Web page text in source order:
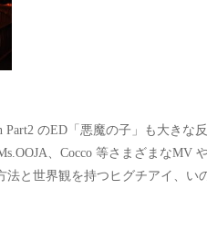
のED「悪魔の子」も大きな
、Cocco 等さまざまなMV
と世界観を持つヒグチアイ、い